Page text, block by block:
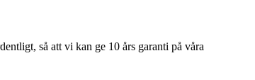
så att vi kan ge 10 års garanti på våra